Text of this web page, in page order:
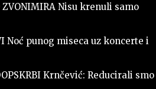
ZVONIMIRA Nisu krenuli samo
Noć punog miseca uz koncerte i
Krnčević: Reducirali smo